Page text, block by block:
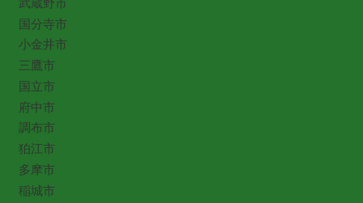
武蔵野市
国分寺市
小金井市
三鷹市
国立市
府中市
調布市
狛江市
多摩市
稲城市